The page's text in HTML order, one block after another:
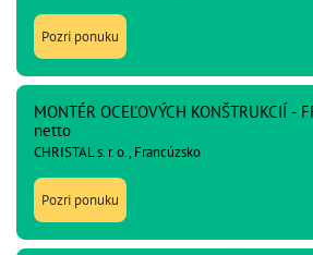
Pozri ponuku
MONTÉR OCEĽOVÝCH KONŠTRUKCIÍ -
netto
CHRISTAL s. r. o., Francúzsko
Pozri ponuku